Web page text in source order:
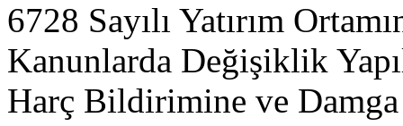
6728 Sayılı Yatırım
Kanunlarda Değişiklik
Harç Bildirimine ve